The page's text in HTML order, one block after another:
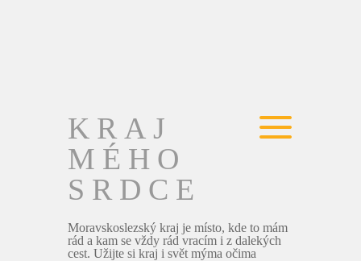
KRAJ
MÉHO
SRDCE
Moravskoslezský kraj je místo, kde to mám
rád a kam se vždy rád vracím i z dalekých
cest. Užijte si kraj i svět mýma očima